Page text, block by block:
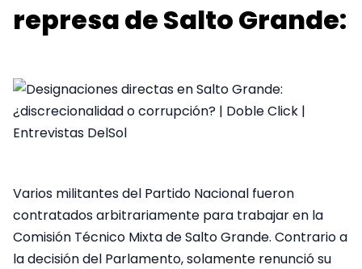
represa de Salto Grande:
Varios militantes del Partido Nacional fueron
contratados arbitrariamente para trabajar en la
Comisión Técnico Mixta de Salto Grande. Contrario a
la decisión del Parlamento, solamente renunció su